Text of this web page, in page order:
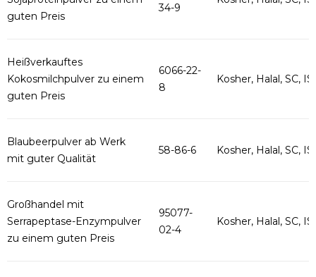
guten Preis
34-9
Heißverkauftes
Kokosmilchpulver zu einem
guten Preis
6066-22-
8
Kosher, Halal, SC,
Blaubeerpulver ab Werk
mit guter Qualität
58-86-6 Kosher, Halal, SC,
Großhandel mit
Serrapeptase-Enzympulver
zu einem guten Preis
95077-
02-4
Kosher, Halal, SC,